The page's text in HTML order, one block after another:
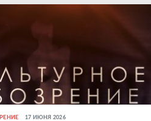
17 ИЮНЯ 2026